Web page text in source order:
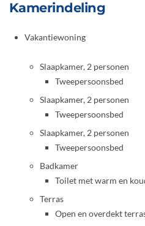
Kamerindeling
Vakantiewoning
Slaapkamer, 2 personen
Tweepersoonsbed
Slaapkamer, 2 personen
Tweepersoonsbed
Slaapkamer, 2 personen
Tweepersoonsbed
Badkamer
Toilet met warm en
Terras
Open en overdekt